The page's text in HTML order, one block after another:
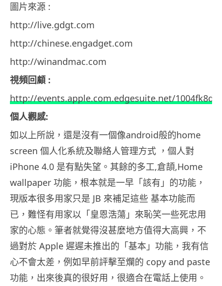
圖片來源 :
http://live.gdgt.com
http://chinese.engadget.com
http://winandmac.com
視頻回顧 :
http://events.apple.com.edgesuite.net/
個人觀感:
如以上所說，還是沒有一個像android般的home
screen 個人化系統及聯絡人管理方式 ，個人對
iPhone 4.0 是有點失望。其餘的多工,倉頡,Home
wallpaper 功能，根本就是一早「該有」的功能，
現版本很多用家只是 JB 來補足這些 基本功能而
已，難怪有用家以「皇恩浩蕩」來恥笑一些死忠用
家的心態。筆者就覺得沒甚麼地方值得大高興，不
過對於 Apple 遲遲未推出的「基本」功能，我有信
心不會太差，例如早前評擊至爛的 copy and paste
功能，出來後真的很好用，很適合在電話上使用。